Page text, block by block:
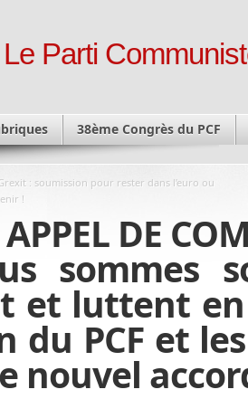
Parti
38ème Congrès du PCF
: soumission pour rester dans l’euro ou
!
APPEL DE
sommes
et luttent en
du PCF et
nouvel